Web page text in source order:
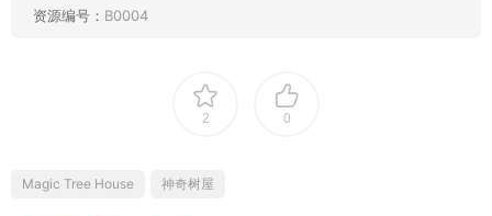
资源编号： B0004
2 0
Magic Tree House 神奇树屋